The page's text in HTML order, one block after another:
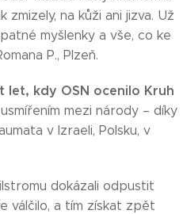
na kůži ani jizva. Už
myšlenky a vše, co ke
P., Plzeň.
let, kdy OSN ocenilo Kruh
mezi národy – díky
v Izraeli, Polsku, v
dokázali odpustit
válčilo, a tím získat zpět